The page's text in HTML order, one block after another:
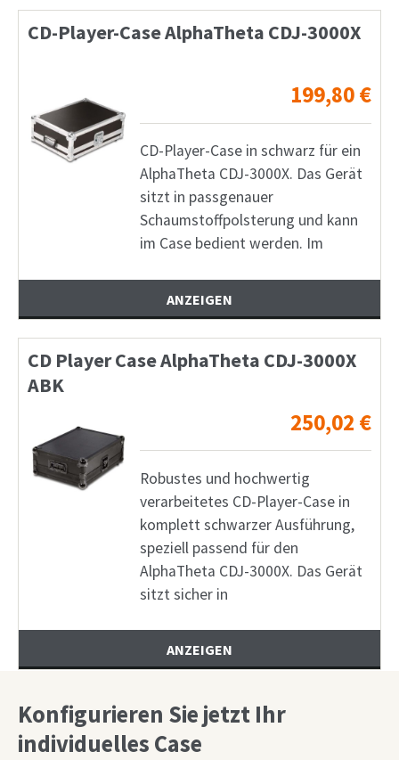
CD-Player-Case AlphaTheta CDJ-3000X
199,80€
CD-Player-Case in schwarz für ein
AlphaTheta CDJ-3000X. Das Gerät
sitzt in passgenauer
Schaumstoffpolsterung und kann
im Case bedient werden. Im
ANZEIGEN
CD Player Case AlphaTheta CDJ-3000X
ABK
250,02 €
Robustes und hochwertig
verarbeitetes CD-Player-Case in
komplett schwarzer Ausführung,
speziell passend für den
AlphaTheta CDJ-3000X. Das Gerät
sitzt sicher in
ANZEIGEN
Konfigurieren Sie jetzt Ihr
individuelles Case